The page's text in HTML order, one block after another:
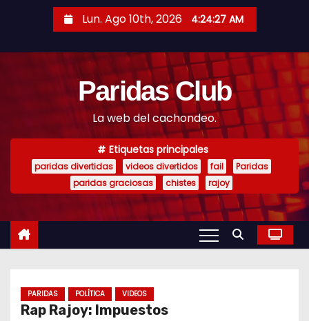
t
Lun. Ago 10th, 2026 4:24:28 AM
Paridas Club
La web del cachondeo.
Etiquetas principales
paridas divertidas videos divertidos fail
Paridas
paridas graciosas
chistes rajoy
PARIDAS POLÍTICA VIDEOS
Rap Rajoy: Impuestos